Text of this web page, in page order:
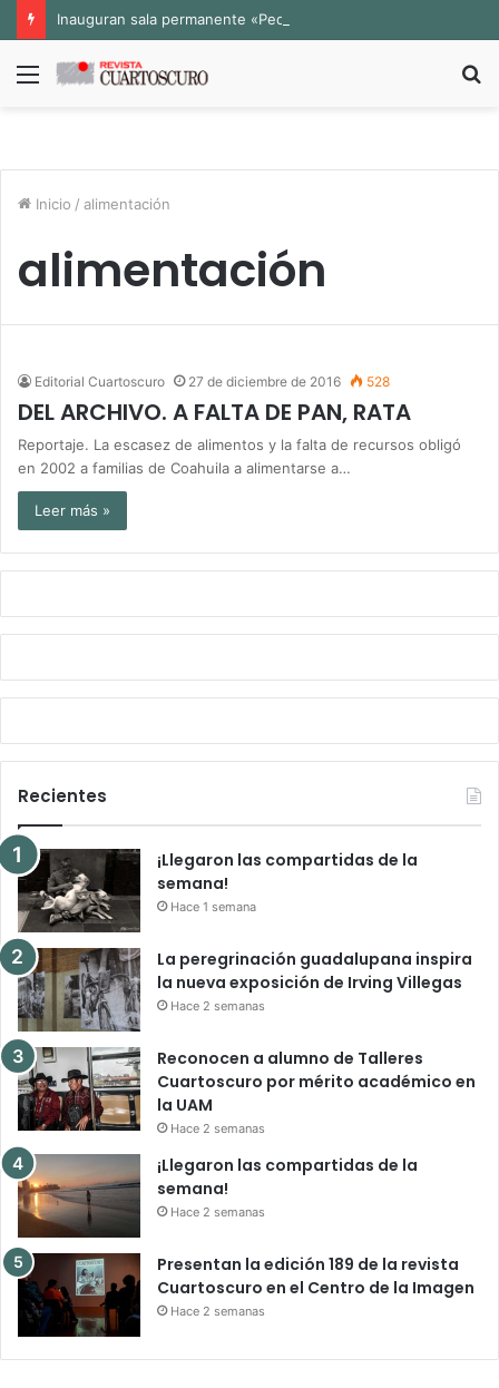
Menú
Inicio / alimentación
alimentación
Editorial Cuartoscuro 27 de diciembre de 2016 528
DEL ARCHIVO. A FALTA DE PAN, RATA
Reportaje. La escasez de alimentos y la falta de recursos obligó
en 2002 a familias de Coahuila a alimentarse a…
Leer más »
Recientes
¡Llegaron las compartidas de la
semana!
Hace 1 semana
La peregrinación guadalupana inspira
la nueva exposición de Irving Villegas
Hace 2 semanas
Reconocen a alumno de Talleres
Cuartoscuro por mérito académico en
la UAM
Hace 2 semanas
¡Llegaron las compartidas de la
semana!
Hace 2 semanas
Presentan la edición 189 de la revista
Cuartoscuro en el Centro de la Imagen
Hace 2 semanas